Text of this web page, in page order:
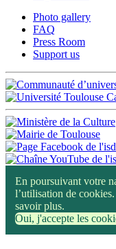
Photo gallery
FAQ
Press Room
Support us
En poursuivant votre
l’utilisation de
savoir plus.
Oui, j'accepte les